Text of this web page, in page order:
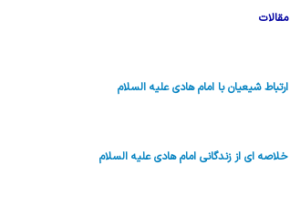
مقالات
ارتباط شیعیان با امام هادى علیه السلام
خلاصه اى از زندگانى امام هادى علیه السلام